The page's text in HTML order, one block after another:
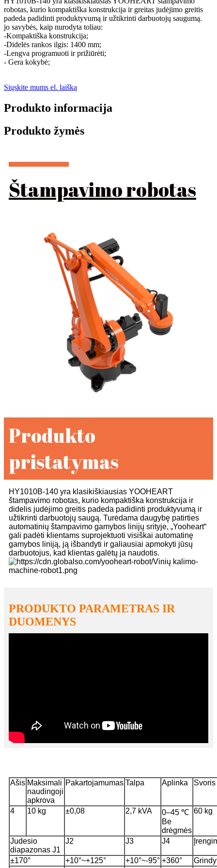
robotas, kurio kompaktiška konstrukcija ir greitas judėjimo greitis
padeda padidinti produktyvumą ir užtikrinti darbuotojų saugumą.
jo savybės, kaip nurodyta toliau:
-Kompaktiška konstrukcija;
-Didelės rankos ilgis: 1400 mm;
-Lengva programuoti ir prižiūrėti;
- Gera kokybė;
Siųskite mums el. laišką
Produkto informacija
Produkto žymės
Štampavimo robotas
Produkto
pristatymas
HY1010B-140 yra klasikiškiausias YOOHEART
štampavimo robotas, kurio kompaktiška konstrukcija ir
didelis judėjimo greitis padeda padidinti produktyvumą ir
užtikrinti darbuotojų saugą. Turėdama daugybę patirties
automatinių štampavimo gamybos linijų srityje, „Yooheart“
gali padėti klientams suprojektuoti visiškai automatinę
gamybos liniją, ją išbandyti ir galiausiai apmokyti jūsų
darbuotojus, kad klientas galėtų ja naudotis.
PRODUKTO PARAMETRAS IR
DUOMENYS
Ašis Maksimali
naudingoji
apkrova
Pakartojamumas Talpa Aplinka Svoris
4 10 kg ±0,08 2,7 kVA
0–45 ℃
Be
drėgmės
60 kg
Judesio
diapazonas J1
J2 J3 J4
±170° +10°~+125° +10°~-95° +360°